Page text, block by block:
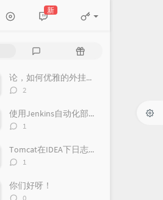
李健
新
评
随
文论，如何优雅的外挂全英字幕学习英语啊
评
数：
2
使用Jenkins自动化部署前后端
评
数：
1
Tomcat在IDEA下日志乱码
评
数：
1
你们好呀！
评
0